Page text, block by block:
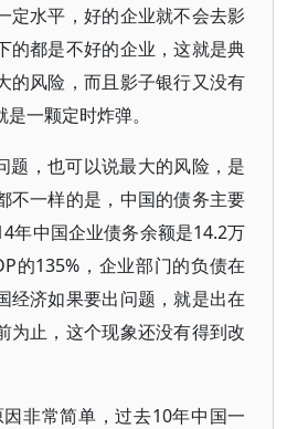
定水平，好的企业就不会去影
的都是不好的企业，这就是典
的风险，而且影子银行又没有
一颗定时炸弹。
题，也可以说最大的风险，是
不一样的是，中国的债务主要
年中国企业债务余额是14.2万
的135%，企业部门的负债在
经济如果要出问题，就是出在
为止，这个现象还没有得到改
非常简单，过去10年中国一